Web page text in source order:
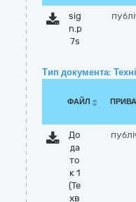
sig
n.p
7s
Тип документа:
ФАЙЛ
До
да
то
к 1
(Те
хв